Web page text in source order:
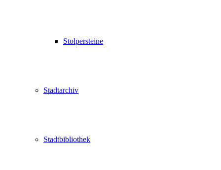
Stolpersteine
Stadtarchiv
Stadtbibliothek